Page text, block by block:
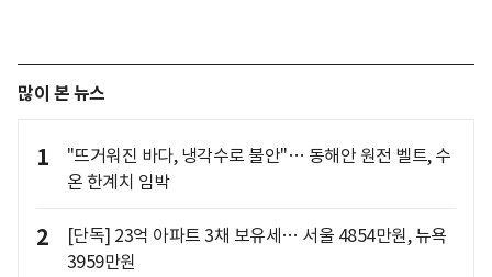
많이 본 뉴스
1
"뜨거워진 바다, 냉각수로 불안"… 동해안 원전 벨트, 수
온 한계치 임박
2
[단독] 23억 아파트 3채 보유세… 서울 4854만원, 뉴욕
3959만원